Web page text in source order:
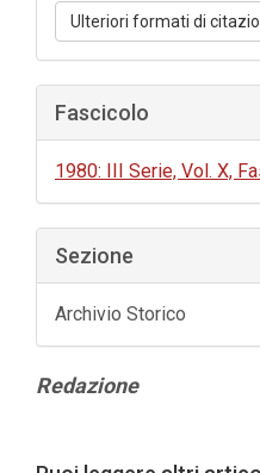
Ulteriori formati di
Fascicolo
1980: III Serie, Vol. X,
Sezione
Archivio Storico
Contenuto
Redazione